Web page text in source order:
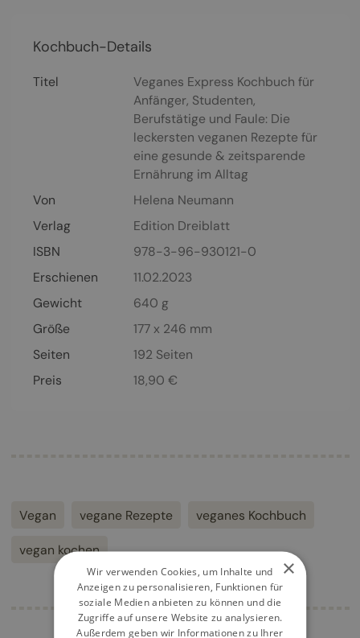
Kochbuch-Details
Titel
Veganes Express Kochbuch für
Anfänger, Studenten,
Berufstätige und Faule: Die
leckersten veganen Rezepte für
eine gesunde & zeitsparende
Ernährung im Alltag
Von
Helena Neumann
Verlag
Edition Dreiblatt
ISBN
978-3-96-930121-0
Erschienen
11.02.2023
Gewicht
640 g
Größe
177 x 246 mm
Seiten
192 Seiten
Preis
18,90 €
Vegan vegane Rezepte veganes Kochbuch
vegan kochen
×
Wir verwenden Cookies, um Inhalte und
Anzeigen zu personalisieren, Funktionen für
soziale Medien anbieten zu können und die
Zugriffe auf unsere Website zu analysieren.
Außerdem geben wir Informationen zu Ihrer